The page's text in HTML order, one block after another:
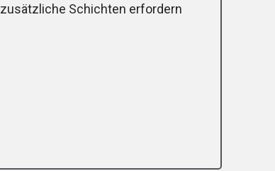
zusätzliche Schichten erfordern